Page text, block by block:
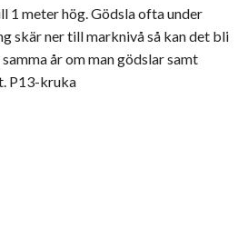
1 meter hög. Gödsla ofta under
skär ner till marknivå så kan det bli
år om man gödslar samt
P13-kruka